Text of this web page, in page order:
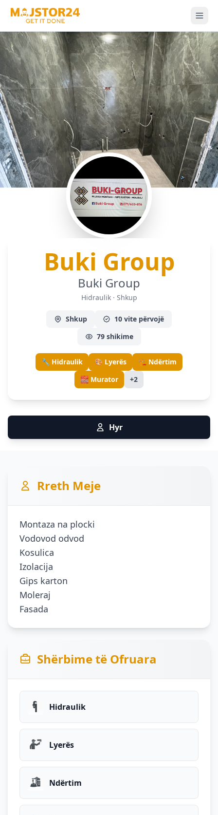
Buki Group—
Buki Group
Hidraulik · Shkup
Shkup
10 vite përvojë
79 shikime
🔧 Hidraulik 🎨 Lyerës
🏗️ Ndërtim
🧱 Murator
+2
Hyr
Rreth Meje
Montaza na plocki
Vodovod odvod
Kosulica
Izolacija
Gips karton
Moleraj
Fasada
Shërbime të Ofruara
Hidraulik
Lyerës
Ndërtim